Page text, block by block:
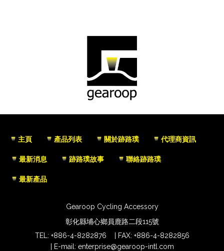
主頁 產品列表 關於跡路璞 代理商資訊
最新消息 跡路璞故事 聯絡跡路璞
最新產品
Gearoop Cycling Accessory
彰化縣埔心鄉員鹿路二段115號
TEL: +886-4-8282876
FAX: +886-4-8282856
E-mail: enterprise@gearoop-intl.com